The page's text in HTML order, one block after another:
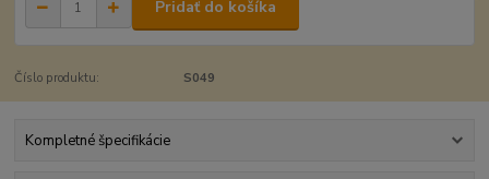
Pridať do košíka
Číslo produktu: S049
Kompletné špecifikácie